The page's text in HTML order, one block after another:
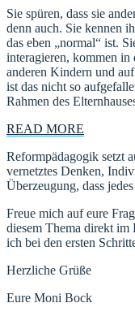
Sie spüren, dass sie
denn auch. Sie kennen
das eben „normal“ ist.
interagieren, kommen
anderen Kindern und
ist das nicht so
Rahmen des
READ MORE
Reformpädagogik setzt
vernetztes Denken,
Überzeugung, dass
Freue mich auf eure
diesem Thema direkt im
ich bei den ersten
Herzliche Grüße
Eure Moni Bock